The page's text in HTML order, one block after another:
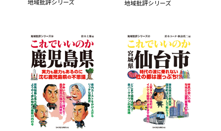
地域批評シリーズ 地域批評シリーズ